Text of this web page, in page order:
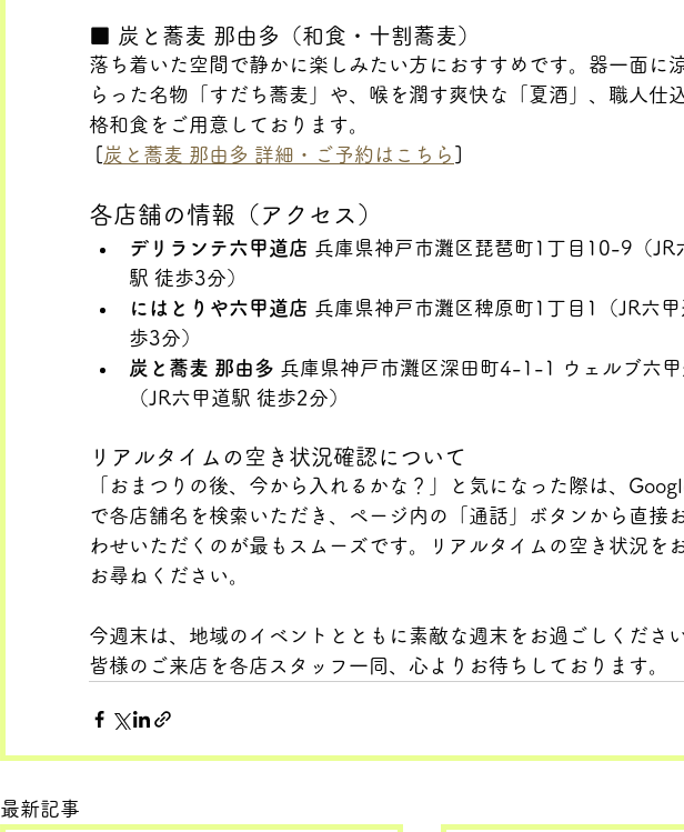
■ 炭と蕎麦 那由多（和食・十割蕎麦）
落ち着いた空間で静かに楽しみたい方におすすめです。器一面に
らった名物「すだち蕎麦」や、喉を潤す爽快な「夏酒」、職人仕
格和食をご用意しております。
[炭と蕎麦 那由多 詳細・ご予約はこちら ]
各店舗の情報（アクセス）
デリランテ六甲道店 兵庫県神戸市灘区琵琶町1丁目10-9（JR
駅 徒歩3分）
にはとりや六甲道店 兵庫県神戸市灘区稗原町1丁目1（JR六
歩3分）
炭と蕎麦 那由多 兵庫県神戸市灘区深田町4-1-1 ウェルブ六
（JR六甲道駅 徒歩2分）
リアルタイムの空き状況確認について
「おまつりの後、今から入れるかな？」と気になった際は、
で各店舗名を検索いただき、ページ内の「通話」ボタンから直接
わせいただくのが最もスムーズです。リアルタイムの空き状況を
お尋ねください。
今週末は、地域のイベントとともに素敵な週末をお過ごしください
皆様のご来店を各店スタッフ一同、心よりお待ちしております。
最新記事